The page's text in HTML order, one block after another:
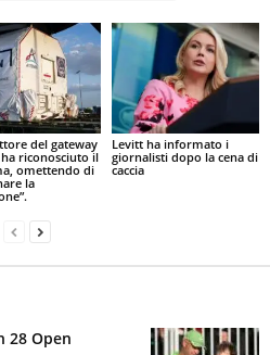
del gateway
riconosciuto il
omettendo di
la
Levitt ha informato i
giornalisti dopo la cena di
caccia
28 Open